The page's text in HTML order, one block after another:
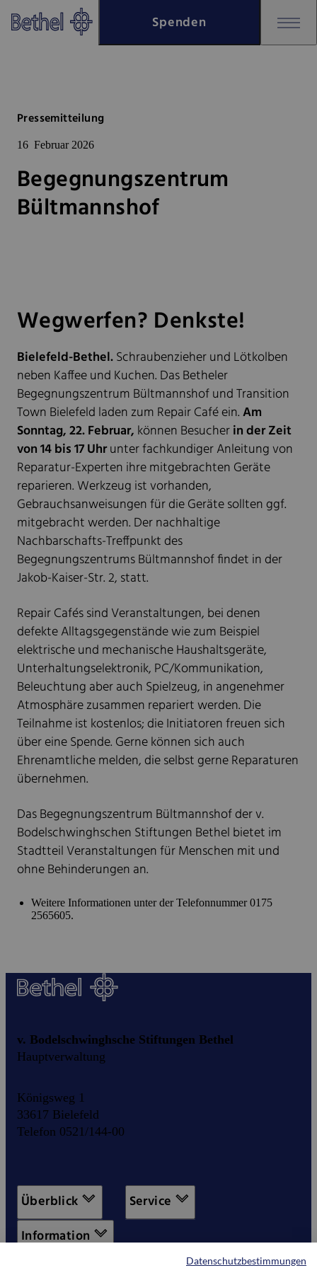
Zum Hauptinhalt springen
Zur Fußzeile springen
Spenden
Pressemitteilung
16 Februar 2026
Begegnungszentrum
Bültmannshof
Wegwerfen? Denkste!
Bielefeld-Bethel.Schraubenzieher und Lötkolben
neben Kaffee und Kuchen. Das Betheler
Begegnungszentrum Bültmannshof und Transition
Town Bielefeld laden zum Repair Café ein.Am
Sonntag, 22. Februar, können Besucherin der Zeit
von 14 bis 17 Uhrunter fachkundiger Anleitung von
Reparatur-Experten ihre mitgebrachten Geräte
reparieren. Werkzeug ist vorhanden,
Gebrauchsanweisungen für die Geräte sollten ggf.
mitgebracht werden. Der nachhaltige
Nachbarschafts-Treffpunkt des
Begegnungszentrums Bültmannshof findet in der
Jakob-Kaiser-Str. 2, statt.
Repair Cafés sind Veranstaltungen, bei denen
defekte Alltagsgegenstände wie zum Beispiel
elektrische und mechanische Haushaltsgeräte,
Unterhaltungselektronik, PC/Kommunikation,
Beleuchtung aber auch Spielzeug, in angenehmer
Atmosphäre zusammen repariert werden. Die
Teilnahme ist kostenlos; die Initiatoren freuen sich
über eine Spende. Gerne können sich auch
Ehrenamtliche melden, die selbst gerne Reparaturen
übernehmen.
Das Begegnungszentrum Bültmannshof der v.
Bodelschwinghschen Stiftungen Bethel bietet im
Stadtteil Veranstaltungen für Menschen mit und
ohne Behinderungen an.
Weitere Informationen unter der Telefonnummer 0175
2565605.
v. Bodelschwinghsche Stiftungen Bethel
Hauptverwaltung
Königsweg 1
33617 Bielefeld
Telefon 0521/144-00
Überblick
Service
Information
Datenschutzbestimmungen